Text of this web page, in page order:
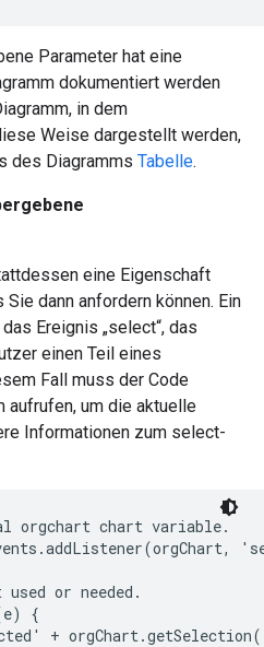
Parameter hat eine
dokumentiert werden
in dem
Weise dargestellt werden,
des Diagramms Tabelle.
eine Eigenschaft
dann anfordern können. Ein
Ereignis „select“, das
einen Teil eines
Fall muss der Code
aufrufen, um die aktuelle
Informationen zum select-
orgchart chart variable.
or needed.
{
+